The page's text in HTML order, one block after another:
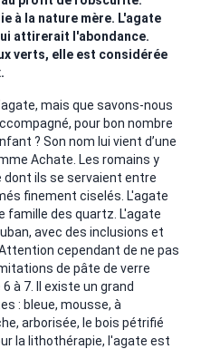
à la nature mère. L'agate
attirerait l'abondance.
verts, elle est considérée
mais que savons-nous
pour bon nombre
? Son nom lui vient d’une
Achate. Les romains y
ils se servaient entre
finement ciselés. L'agate
famille des quartz. L'agate
avec des inclusions et
cependant de ne pas
de pâte de verre
à 7. Il existe un grand
: bleue, mousse, à
arborisée, le bois pétrifié
la lithothérapie, l'agate est